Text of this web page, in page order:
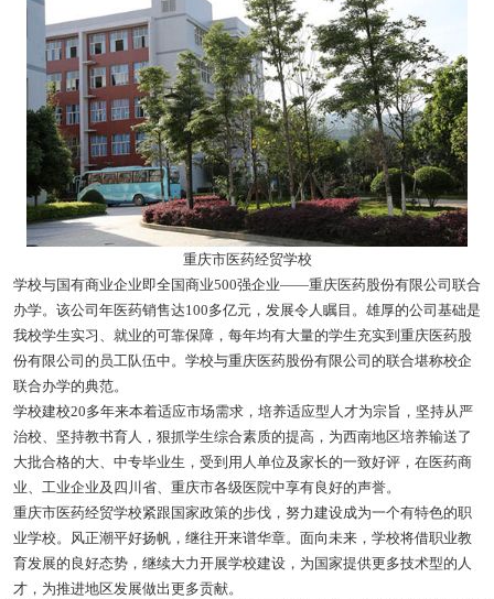
重庆市医药经贸学校
学校与国有商业企业即全国商业500强企业——重庆医药股份有限公司联合
办学。该公司年医药销售达100多亿元，发展令人瞩目。雄厚的公司基础是
我校学生实习、就业的可靠保障，每年均有大量的学生充实到重庆医药股
份有限公司的员工队伍中。学校与重庆医药股份有限公司的联合堪称校企
联合办学的典范。
学校建校20多年来本着适应市场需求，培养适应型人才为宗旨，坚持从严
治校、坚持教书育人，狠抓学生综合素质的提高，为西南地区培养输送了
大批合格的大、中专毕业生，受到用人单位及家长的一致好评，在医药商
业、工业企业及四川省、重庆市各级医院中享有良好的声誉。
重庆市医药经贸学校紧跟国家政策的步伐，努力建设成为一个有特色的职
业学校。风正潮平好扬帆，继往开来谱华章。面向未来，学校将借职业教
育发展的良好态势，继续大力开展学校建设，为国家提供更多技术型的人
才，为推进地区发展做出更多贡献。